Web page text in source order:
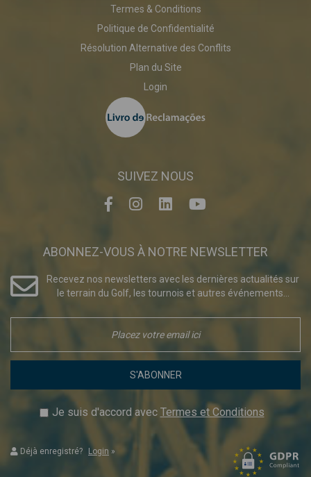
Termes & Conditions
Politique de Confidentialité
Résolution Alternative des Conflits
Plan du Site
Login
SUIVEZ NOUS
ABONNEZ-VOUS À NOTRE NEWSLETTER
Recevez nos newsletters avec les dernières actualités sur
le terrain du Golf, les tournois et autres événements...
S'ABONNER
Je suis d'accord avec Termes et Conditions
Déjà enregistré? Login »